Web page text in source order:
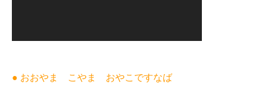
● おおやま こやま おやこですなば